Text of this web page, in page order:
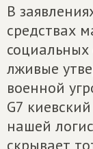
В
средствах
социальных
лживые
военной
G7
нашей
скрывает